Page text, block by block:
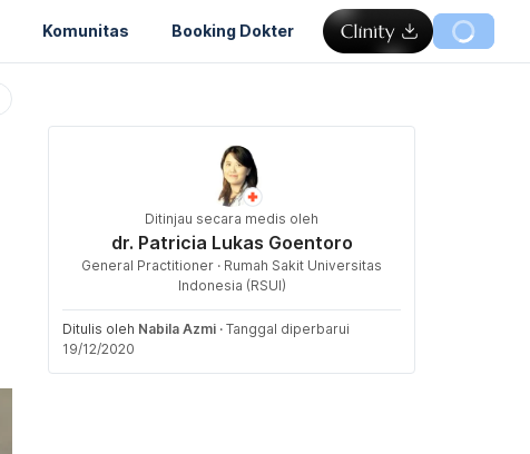
Komunitas Booking Dokter
Ditinjau secara medis oleh
dr. Patricia Lukas Goentoro
General Practitioner · Rumah Sakit Universitas
Indonesia (RSUI)
Ditulis oleh Nabila Azmi · Tanggal diperbarui
19/12/2020